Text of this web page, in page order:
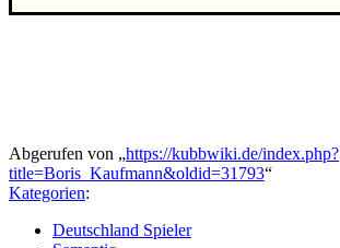
Abgerufen von „https://kubbwiki.de/index.php?
title=Boris_Kaufmann&oldid=31793“
Kategorien:
Deutschland Spieler